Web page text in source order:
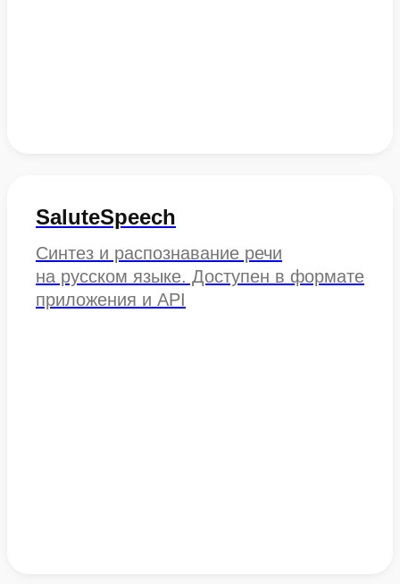
SaluteSpeech
Синтез и распознавание речи
на русском языке. Доступен в формате
приложения и API